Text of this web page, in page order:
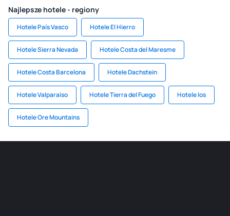
Najlepsze hotele - regiony
Hotele País Vasco Hotele El Hierro
Hotele Sierra Nevada Hotele Costa del Maresme
Hotele Costa Barcelona Hotele Dachstein
Hotele Valparaíso Hotele Tierra del Fuego Hotele Ios
Hotele Ore Mountains